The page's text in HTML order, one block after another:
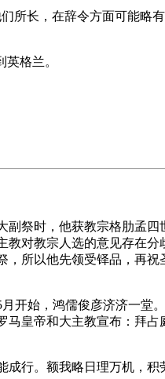
所长，在辞令方面可能略
格兰。
祭时，他获教宗格肋孟四
对教宗人选的意见存在分
所以他先领受铎品，再祝
开始，鸿儒俊彦济济一堂
皇帝和大主教宣布：拜
行。额我略日理万机，积